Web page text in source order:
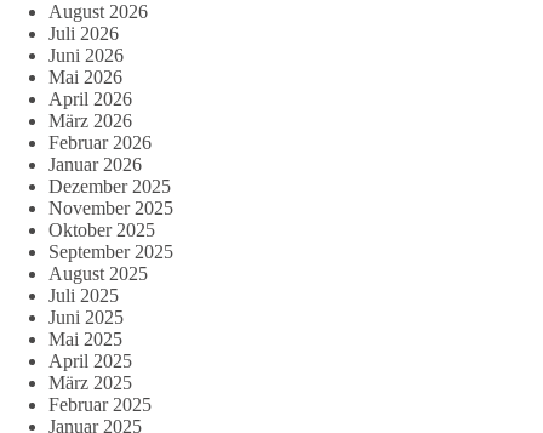
August 2026
Juli 2026
Juni 2026
Mai 2026
April 2026
März 2026
Februar 2026
Januar 2026
Dezember 2025
November 2025
Oktober 2025
September 2025
August 2025
Juli 2025
Juni 2025
Mai 2025
April 2025
März 2025
Februar 2025
Januar 2025